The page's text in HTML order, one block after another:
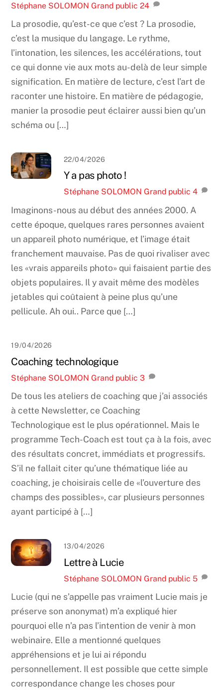
Stéphane SOLOMON Grand public 24
La prosodie, qu’est-ce que c’est ? La prosodie,
c’est la musique du langage. Le rythme,
l’intonation, les silences, les accélérations, tout
ce qui donne vie aux mots au-delà de leur simple
signification. En matière de lecture, c’est l’art de
raconter une histoire. En matière de pédagogie,
manier la prosodie peut éclairer aussi bien qu’un
schéma ou […]
22/04/2026
Y a pas photo !
Stéphane SOLOMON Grand public 4
Imaginons-nous au début des années 2000. A
cette époque, quelques rares personnes avaient
un appareil photo numérique, et l’image était
franchement mauvaise. Pas de quoi rivaliser avec
les «vrais appareils photo» qui faisaient partie des
objets populaires. Il y avait même des modèles
jetables qui coûtaient à peine plus qu’une
pellicule. Ah oui.. Parce que […]
19/04/2026
Coaching technologique
Stéphane SOLOMON Grand public 3
​De tous les ateliers de coaching que j’ai associés
à cette Newsletter, ce Coaching
Technologique est le plus opérationnel. Mais le
programme Tech-Coach est tout ça à la fois, avec
des résultats concret, immédiats et progressifs.
S’il ne fallait citer qu’une thématique liée au
coaching, je choisirais celle de «l’ouverture des
champs des possibles», car plusieurs personnes
ayant participé à […]
13/04/2026
Lettre à Lucie
Stéphane SOLOMON Grand public 5
Lucie (qui ne s’appelle pas vraiment Lucie mais je
préserve son anonymat) m’a expliqué hier
pourquoi elle n’a pas l’intention de venir à mon
webinaire. Elle a mentionné quelques
appréhensions et je lui ai répondu
personnellement. Il est possible que cette simple
correspondance change les choses pour